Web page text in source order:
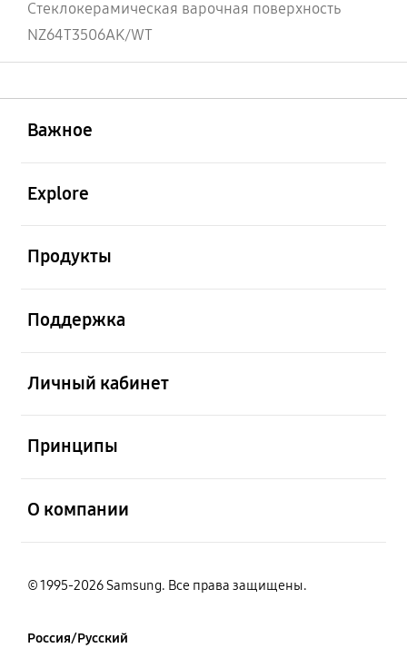
Стеклокерамическая варочная поверхность
NZ64T3506AK/WT
Важное
Explore
Продукты
Поддержка
Личный кабинет
Принципы
О компании
© 1995-2026 Samsung. Все права защищены.
Россия/Русский